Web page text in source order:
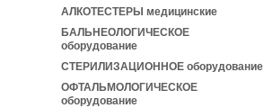
АЛКОТЕСТЕРЫ медицинские
БАЛЬНЕОЛОГИЧЕСКОЕ
оборудование
СТЕРИЛИЗАЦИОННОЕ оборудование
ОФТАЛЬМОЛОГИЧЕСКОЕ
оборудование